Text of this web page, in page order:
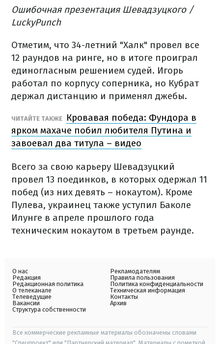
Ошибочная презентация Шевадзуцкого /
LuckyPunch
Отметим, что 34-летний "Халк" провел все
12 раундов на ринге, но в итоге проиграл
единогласным решением судей. Игорь
работал по корпусу соперника, но Кубрат
держал дистанцию и применял джебы.
ЧИТАЙТЕ ТАКЖЕ
Кровавая победа: Фундора в
ярком махаче побил любителя Путина и
завоевал два титула – видео
Всего за свою карьеру Шевадзуцкий
провел 13 поединков, в которых одержал 11
побед (из них девять – нокаутом). Кроме
Пулева, украинец также уступил Баколе
Илунге в апреле прошлого года
техническим нокаутом в третьем раунде.
О нас
Редакция
Редакционная политика
О телеканале
Телеведущие
Вакансии
Структура собственности
Рекламодателям
Правила пользования
Политика конфиденциальности
Техническая информация
Контакты
Архив
Все коммерческие рекламные материалы обозначены словами